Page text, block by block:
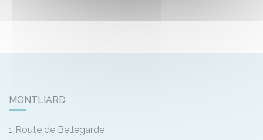
MONTLIARD
1 Route de Bellegarde